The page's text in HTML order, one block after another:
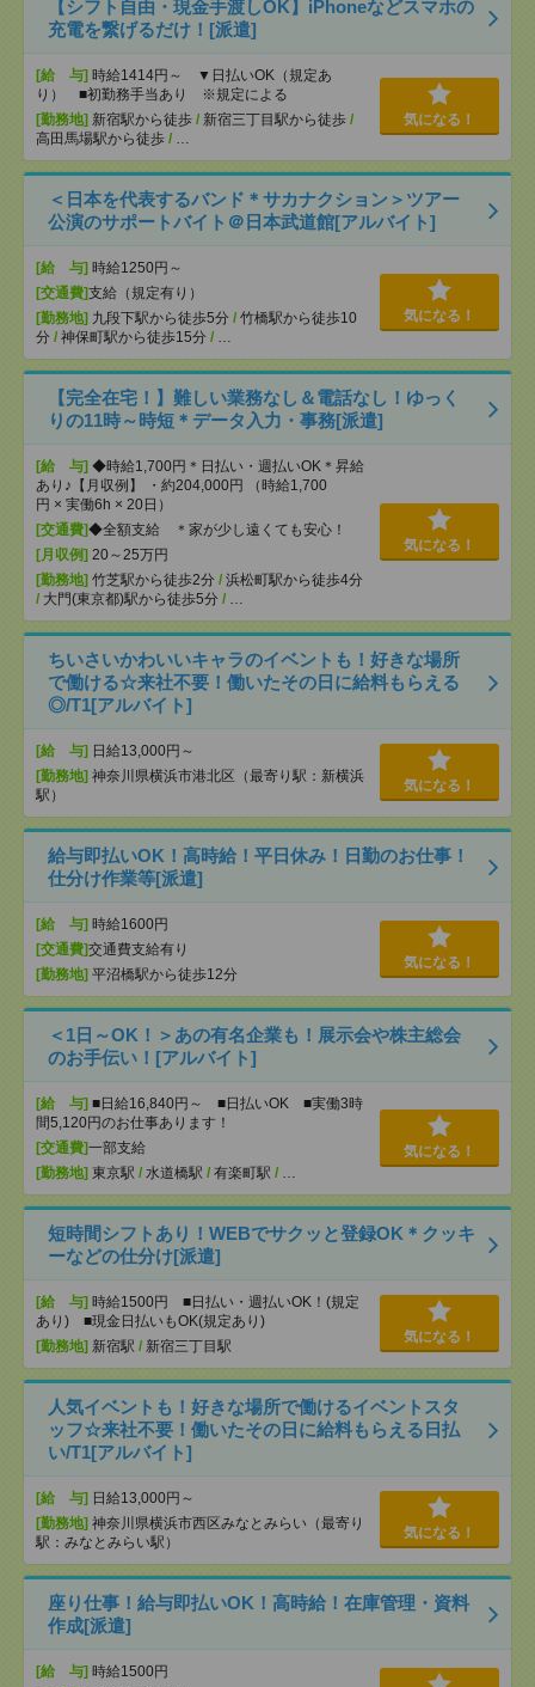
【シフト自由・現金手渡しOK】iPhoneなどスマホの
充電を繋げるだけ！[派遣]
[給 与] 時給1414円～ ▼日払いOK（規定あ
り） ■初勤務手当あり ※規定による
[勤務地] 新宿駅から徒歩 / 新宿三丁目駅から徒歩 /
高田馬場駅から徒歩 / …
気になる！
＜日本を代表するバンド＊サカナクション＞ツアー
公演のサポートバイト＠日本武道館[アルバイト]
[給 与] 時給1250円～
[交通費]支給（規定有り）
[勤務地] 九段下駅から徒歩5分 / 竹橋駅から徒歩10
分 / 神保町駅から徒歩15分 / …
気になる！
【完全在宅！】難しい業務なし＆電話なし！ゆっく
りの11時～時短＊データ入力・事務[派遣]
[給 与] ◆時給1,700円＊日払い・週払いOK＊昇給
あり♪【月収例】 ・約204,000円 （時給1,700
円 × 実働6h × 20日）
[交通費]◆全額支給 ＊家が少し遠くても安心！
[月収例] 20～25万円
[勤務地] 竹芝駅から徒歩2分 / 浜松町駅から徒歩4分
/ 大門(東京都)駅から徒歩5分 / …
気になる！
ちいさいかわいいキャラのイベントも！好きな場所
で働ける☆来社不要！働いたその日に給料もらえる
◎/T1[アルバイト]
[給 与] 日給13,000円～
[勤務地] 神奈川県横浜市港北区（最寄り駅：新横浜
駅）
気になる！
給与即払いOK！高時給！平日休み！日勤のお仕事！
仕分け作業等[派遣]
[給 与] 時給1600円
[交通費]交通費支給有り
[勤務地] 平沼橋駅から徒歩12分
気になる！
＜1日～OK！＞あの有名企業も！展示会や株主総会
のお手伝い！[アルバイト]
[給 与] ■日給16,840円～ ■日払いOK ■実働3時
間5,120円のお仕事あります！
[交通費]一部支給
[勤務地] 東京駅 / 水道橋駅 / 有楽町駅 / …
気になる！
短時間シフトあり！WEBでサクッと登録OK＊クッキ
ーなどの仕分け[派遣]
[給 与] 時給1500円 ■日払い・週払いOK！(規定
あり) ■現金日払いもOK(規定あり)
[勤務地] 新宿駅 / 新宿三丁目駅
気になる！
人気イベントも！好きな場所で働けるイベントスタ
ッフ☆来社不要！働いたその日に給料もらえる日払
い/T1[アルバイト]
[給 与] 日給13,000円～
[勤務地] 神奈川県横浜市西区みなとみらい（最寄り
駅：みなとみらい駅）
気になる！
座り仕事！給与即払いOK！高時給！在庫管理・資料
作成[派遣]
[給 与] 時給1500円